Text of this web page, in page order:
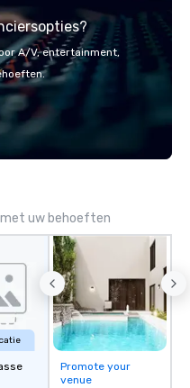
A/V, entertainment,
met uw behoeften
Promote your
venue